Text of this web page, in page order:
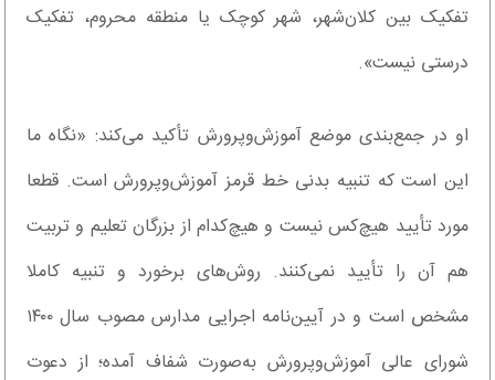
تفکیک بین کلان‌شهر، شهر کوچک یا منطقه محروم، تفکیک
درستی نیست».
او در جمع‌بندی موضع آموزش‌وپرورش تأکید می‌کند: «نگاه ما
این است که تنبیه بدنی خط قرمز آموزش‌وپرورش است. قطعا
مورد تأیید هیچ‌کس نیست و هیچ‌کدام از بزرگان تعلیم و تربیت
هم آن را تأیید نمی‌کنند. روش‌های برخورد و تنبیه کاملا
مشخص است و در آیین‌نامه اجرایی مدارس مصوب سال ۱۴۰۰
شورای عالی آموزش‌وپرورش به‌صورت شفاف آمده؛ از دعوت